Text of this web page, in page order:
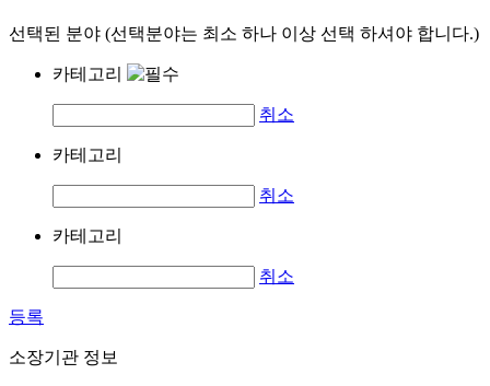
선택된 분야 (선택분야는 최소 하나 이상 선택 하셔야 합니다.)
카테고리
취소
카테고리
취소
카테고리
취소
등록
소장기관 정보